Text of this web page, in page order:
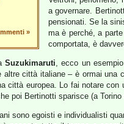
»
a governare.
pensionati. Se la
ma è perché, a
comportata, è
Suzukimaruti, ecco un
altre città italiane – è ormai una
città europea. Lo fai notare
poi Bertinotti sparisce (a
sono egoisti e individualisti